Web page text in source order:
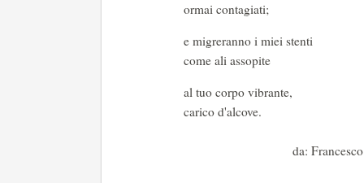
ormai contagiati;
e migreranno i miei stenti
come ali assopite
al tuo corpo vibrante,
carico d'alcove.
da: